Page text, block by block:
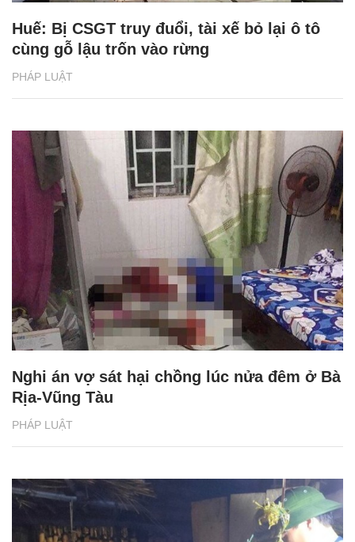
PHÁP LUẬT
Huế: Bị CSGT truy đuổi, tài xế bỏ lại ô tô
cùng gỗ lậu trốn vào rừng
PHÁP LUẬT
Nghi án vợ sát hại chồng lúc nửa đêm ở Bà
Rịa-Vũng Tàu